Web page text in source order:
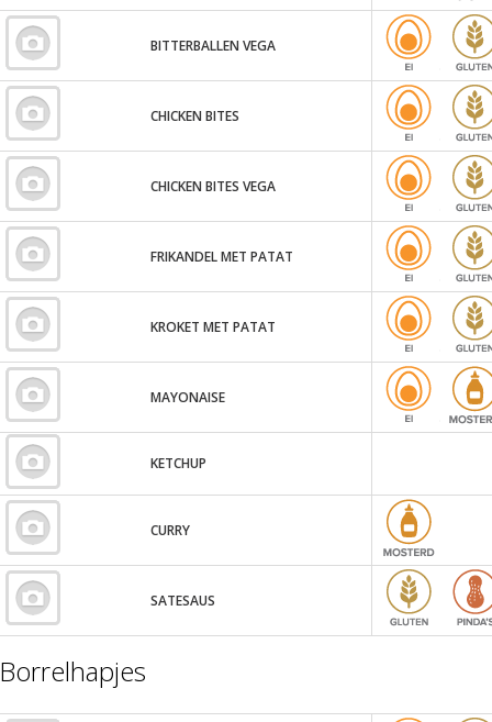
BITTERBALLEN VEGA
CHICKEN BITES
CHICKEN BITES VEGA
FRIKANDEL MET PATAT
KROKET MET PATAT
MAYONAISE
KETCHUP
CURRY
SATESAUS
Borrelhapjes